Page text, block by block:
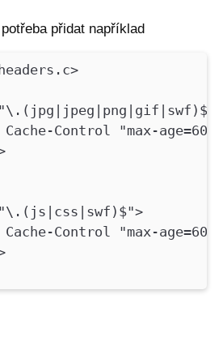
přidat například
Control "max-
Control "max-